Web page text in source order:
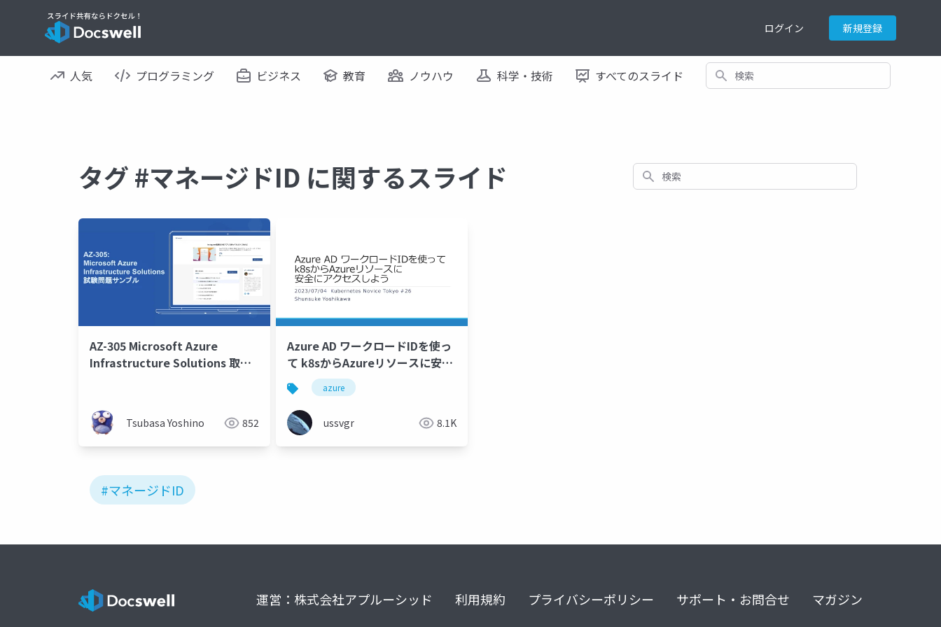
ログイン 新規登録
人気 プログラミング ビジネス 教育 ノウハウ 科学・技術 すべてのスライド 検索
タグ #マネージドID に関するスライド 検索
AZ-305 Microsoft Azure
Infrastructure Solutions 取得
Tsubasa Yoshino 852
Azure AD ワークロードIDを使っ
て k8sからAzureリソースに安全
にアクセスしよう
azure
ussvgr 8.1K
#マネージドID
運営：株式会社アプルーシッド 利用規約 プライバシーポリシー サポート・お問合せ マガジン